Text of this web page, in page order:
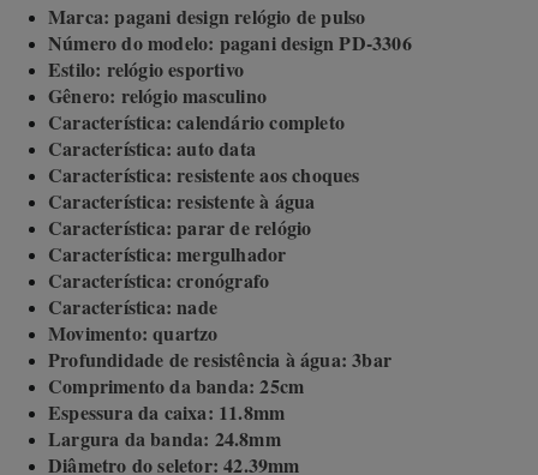
Marca: pagani design relógio de pulso
Número do modelo: pagani design PD-3306
Estilo: relógio esportivo
Gênero: relógio masculino
Característica: calendário completo
Característica: auto data
Característica: resistente aos choques
Característica: resistente à água
Característica: parar de relógio
Característica: mergulhador
Característica: cronógrafo
Característica: nade
Movimento: quartzo
Profundidade de resistência à água: 3bar
Comprimento da banda: 25cm
Espessura da caixa: 11.8mm
Largura da banda: 24.8mm
Diâmetro do seletor: 42.39mm